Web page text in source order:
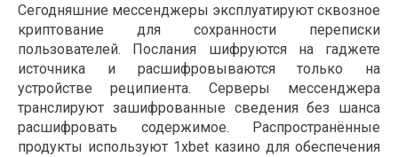
Сегодняшние мессенджеры эксплуатируют сквозное
криптование для сохранности переписки
пользователей. Послания шифруются на гаджете
источника и расшифровываются только на
устройстве реципиента. Серверы мессенджера
транслируют зашифрованные сведения без шанса
расшифровать содержимое. Распространённые
продукты используют 1xbet казино для обеспечения